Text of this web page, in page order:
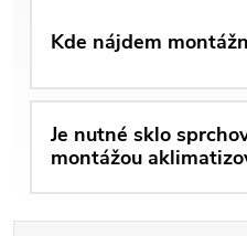
Kde nájdem
Je nutné sklo
montážou